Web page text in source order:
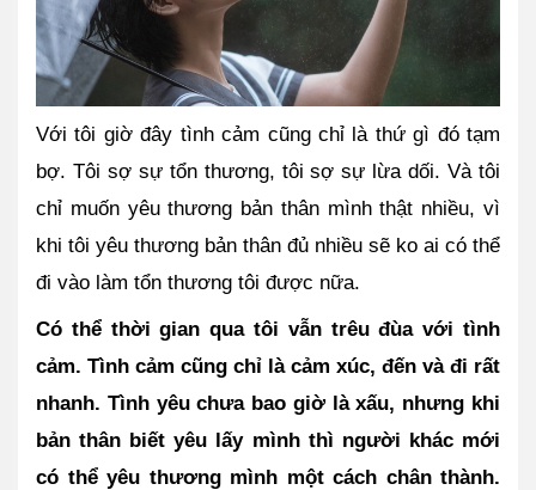
Với tôi giờ đây tình cảm cũng chỉ là thứ gì đó tạm
bợ. Tôi sợ sự tổn thương, tôi sợ sự lừa dối. Và tôi
chỉ muốn yêu thương bản thân mình thật nhiều, vì
khi tôi yêu thương bản thân đủ nhiều sẽ ko ai có thể
đi vào làm tổn thương tôi được nữa.
Có thể thời gian qua tôi vẫn trêu đùa với tình
cảm. Tình cảm cũng chỉ là cảm xúc, đến và đi rất
nhanh. Tình yêu chưa bao giờ là xấu, nhưng khi
bản thân biết yêu lấy mình thì người khác mới
có thể yêu thương mình một cách chân thành.